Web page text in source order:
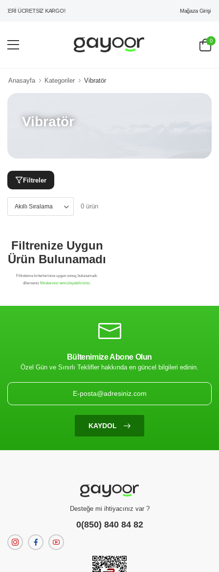
ÜCRETSİZ KARGO! Mağaza Girişi
0
Anasayfa Kategoriler Vibratör
Vibratör
Filtreler
0 ürün
Filtrenize Uygun
Ürün Bulunamadı
Bültenimize Abone Olun
Özel Gün ve Sınırlı Teklifler hakkında en güncel bilgileri edinin.
KAYDOL
Desteğe mi ihtiyacınız var ?
0(850) 840 84 82